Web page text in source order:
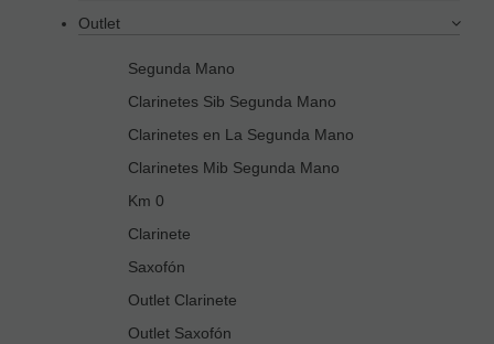
Outlet
Segunda Mano
Clarinetes Sib Segunda Mano
Clarinetes en La Segunda Mano
Clarinetes Mib Segunda Mano
Km 0
Clarinete
Saxofón
Outlet Clarinete
Outlet Saxofón